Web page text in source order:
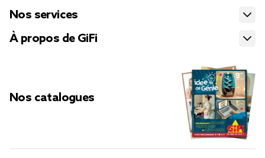
Nos services
À propos de GiFi
Nos catalogues